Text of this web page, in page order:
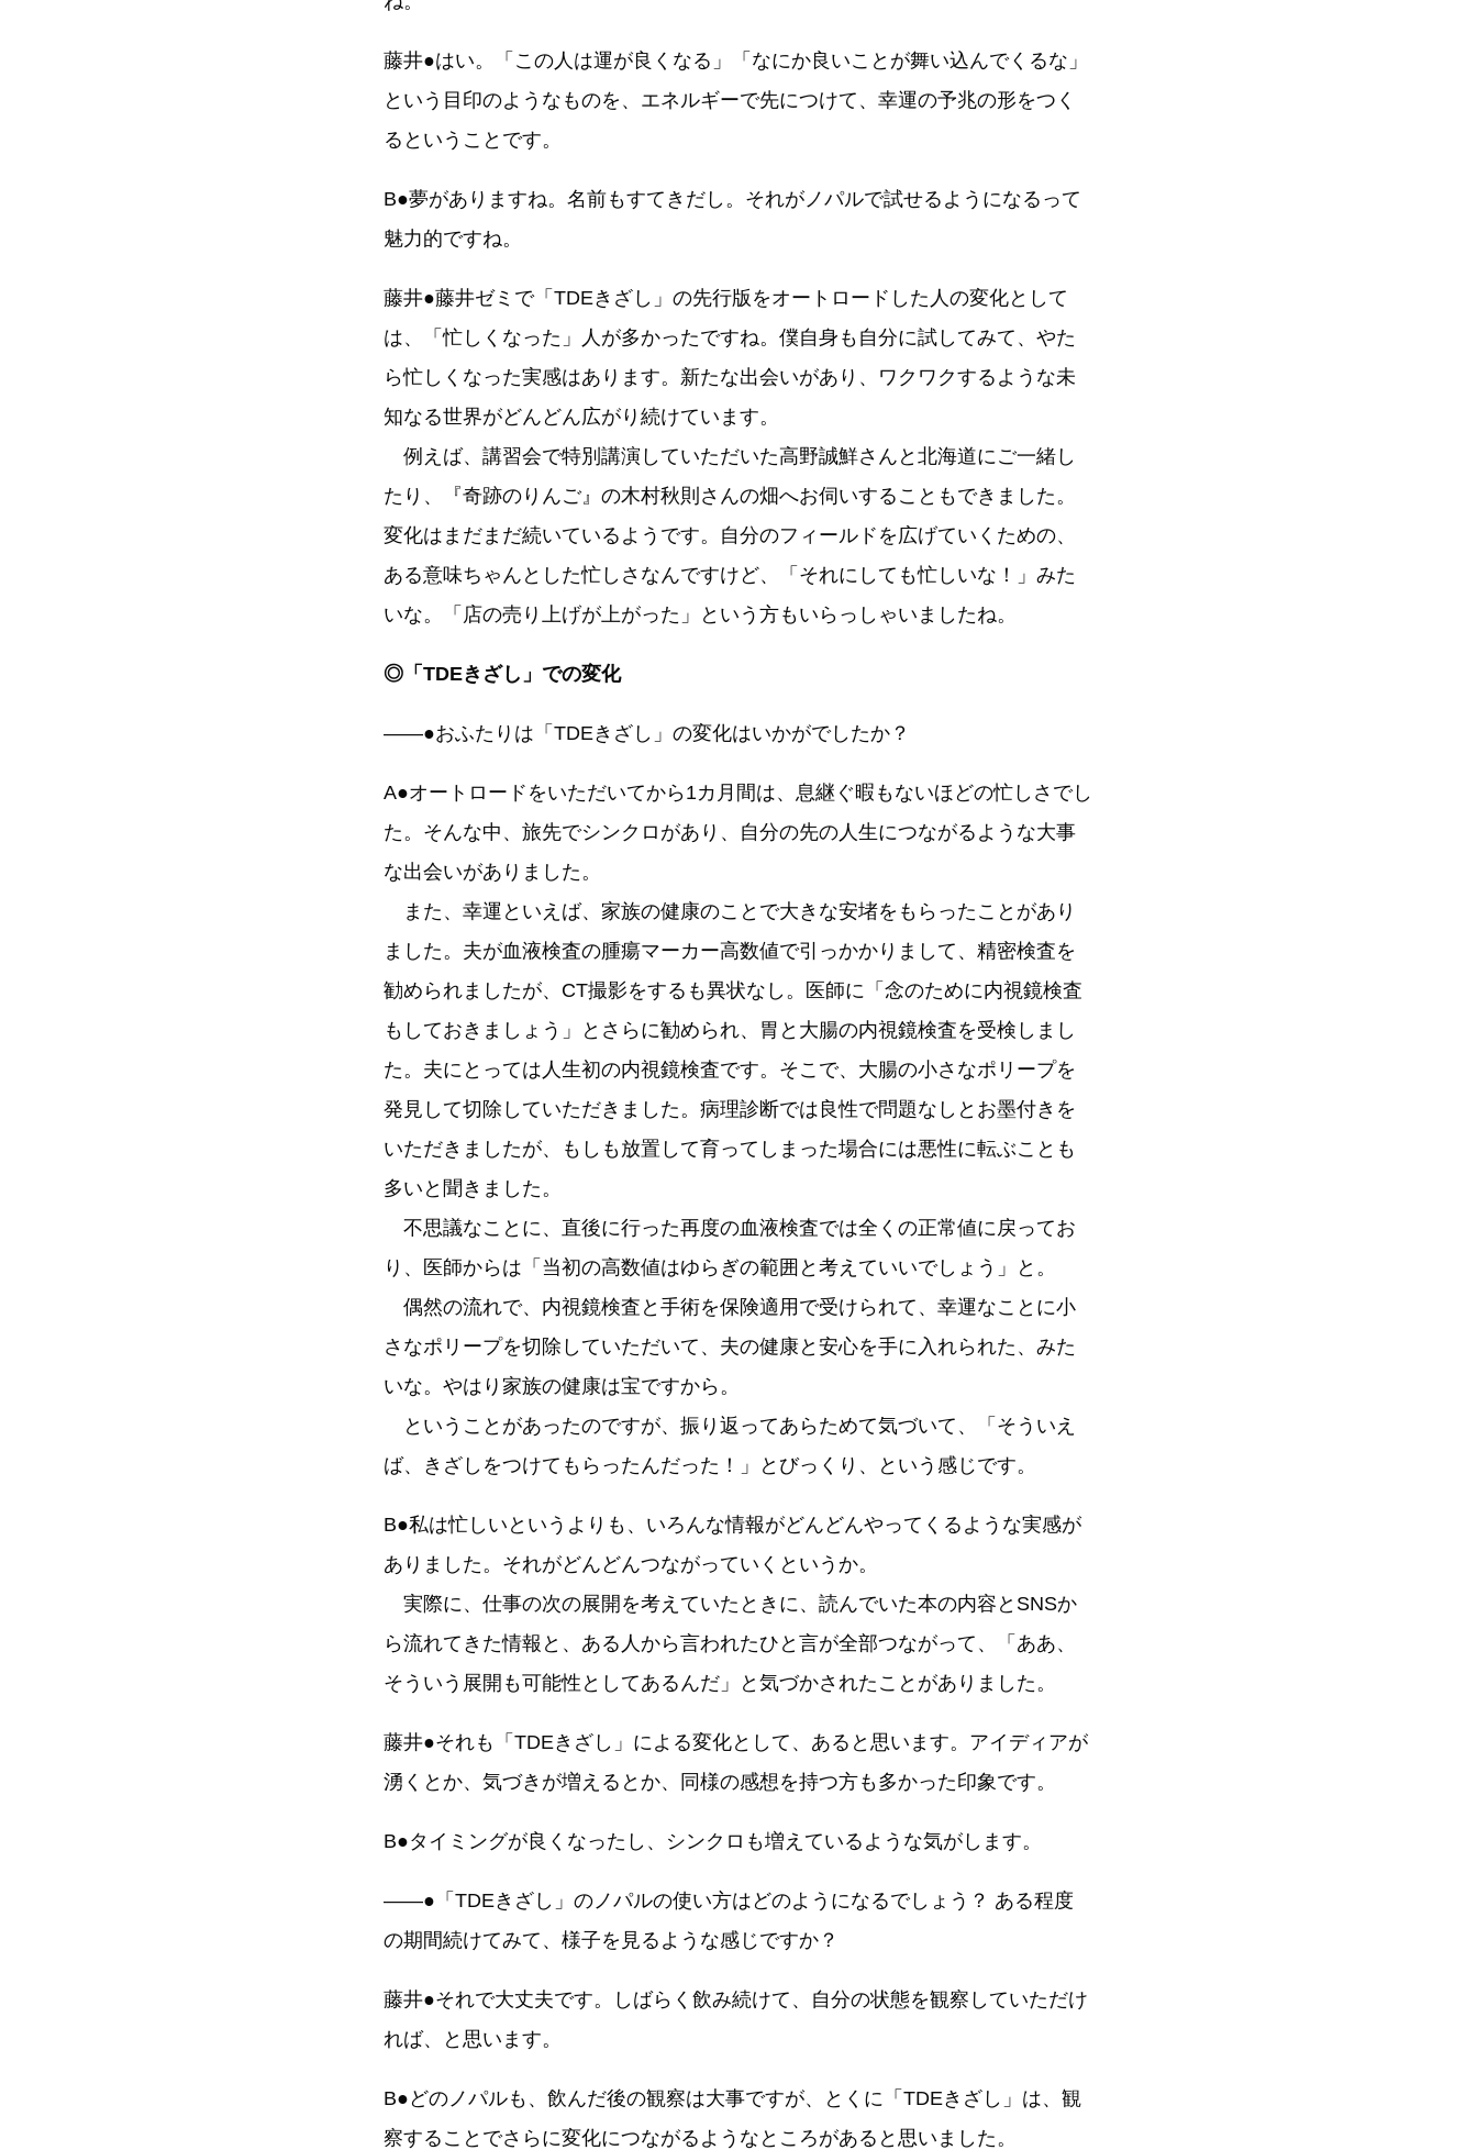
藤井●はい。「この人は運が良くなる」「なにか良いことが舞い込んでくるな」
という目印のようなものを、エネルギーで先につけて、幸運の予兆の形をつく
るということです。
B●夢がありますね。名前もすてきだし。それがノパルで試せるようになるって
魅力的ですね。
藤井●藤井ゼミで「TDEきざし」の先行版をオートロードした人の変化として
は、「忙しくなった」人が多かったですね。僕自身も自分に試してみて、やた
ら忙しくなった実感はあります。新たな出会いがあり、ワクワクするような未
知なる世界がどんどん広がり続けています。
例えば、講習会で特別講演していただいた高野誠鮮さんと北海道にご一緒し
たり、『奇跡のりんご』の木村秋則さんの畑へお伺いすることもできました。
変化はまだまだ続いているようです。自分のフィールドを広げていくための、
ある意味ちゃんとした忙しさなんですけど、「それにしても忙しいな！」みた
いな。「店の売り上げが上がった」という方もいらっしゃいましたね。
◎「TDEきざし」での変化
――●おふたりは「TDEきざし」の変化はいかがでしたか？
A●オートロードをいただいてから1カ月間は、息継ぐ暇もないほどの忙しさでし
た。そんな中、旅先でシンクロがあり、自分の先の人生につながるような大事
な出会いがありました。
また、幸運といえば、家族の健康のことで大きな安堵をもらったことがあり
ました。夫が血液検査の腫瘍マーカー高数値で引っかかりまして、精密検査を
勧められましたが、CT撮影をするも異状なし。医師に「念のために内視鏡検査
もしておきましょう」とさらに勧められ、胃と大腸の内視鏡検査を受検しまし
た。夫にとっては人生初の内視鏡検査です。そこで、大腸の小さなポリープを
発見して切除していただきました。病理診断では良性で問題なしとお墨付きを
いただきましたが、もしも放置して育ってしまった場合には悪性に転ぶことも
多いと聞きました。
不思議なことに、直後に行った再度の血液検査では全くの正常値に戻ってお
り、医師からは「当初の高数値はゆらぎの範囲と考えていいでしょう」と。
偶然の流れで、内視鏡検査と手術を保険適用で受けられて、幸運なことに小
さなポリープを切除していただいて、夫の健康と安心を手に入れられた、みた
いな。やはり家族の健康は宝ですから。
ということがあったのですが、振り返ってあらためて気づいて、「そういえ
ば、きざしをつけてもらったんだった！」とびっくり、という感じです。
B●私は忙しいというよりも、いろんな情報がどんどんやってくるような実感が
ありました。それがどんどんつながっていくというか。
実際に、仕事の次の展開を考えていたときに、読んでいた本の内容とSNSか
ら流れてきた情報と、ある人から言われたひと言が全部つながって、「ああ、
そういう展開も可能性としてあるんだ」と気づかされたことがありました。
藤井●それも「TDEきざし」による変化として、あると思います。アイディアが
湧くとか、気づきが増えるとか、同様の感想を持つ方も多かった印象です。
B●タイミングが良くなったし、シンクロも増えているような気がします。
――●「TDEきざし」のノパルの使い方はどのようになるでしょう？ ある程度
の期間続けてみて、様子を見るような感じですか？
藤井●それで大丈夫です。しばらく飲み続けて、自分の状態を観察していただけ
れば、と思います。
B●どのノパルも、飲んだ後の観察は大事ですが、とくに「TDEきざし」は、観
察することでさらに変化につながるようなところがあると思いました。